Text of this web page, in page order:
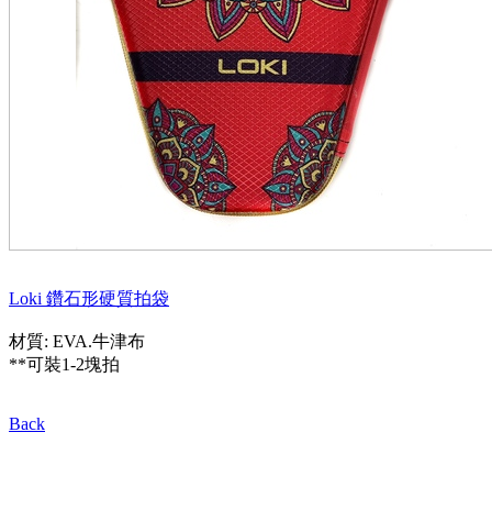
Loki 鑽石形硬質拍袋
材質: EVA.牛津布
**可裝1-2塊拍
Back